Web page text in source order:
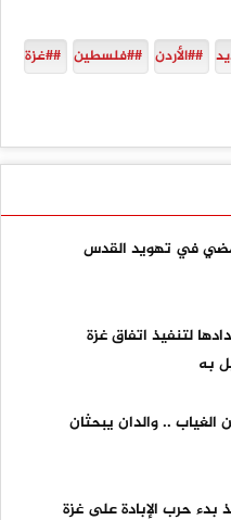
##الأردن ##فلسطين ##غزة
في تهويد القدس
لتنفيذ اتفاق غزة
به
الغياب .. والدان يبحثان